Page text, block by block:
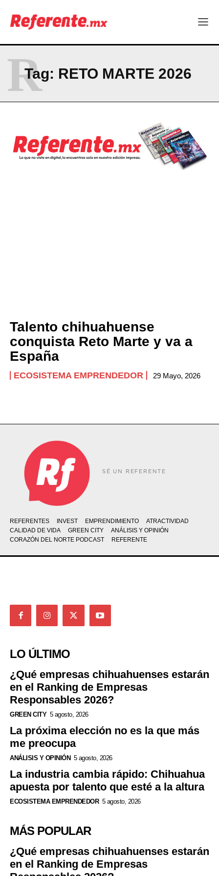
Company
CONTACT
PRIVACY POLICY
NEWSLETTER
Tag: RETO MARTE 2026
R
Talento chihuahuense
conquista Reto Marte y va a
España
ECOSISTEMA EMPRENDEDOR 29 Mayo, 2026
SÉ UN REFERENTE
REFERENTES INVEST EMPRENDIMIENTO
ATRACTIVIDAD
CALIDAD DE VIDA
GREEN CITY
ANÁLISIS Y OPINIÓN
CORAZÓN DEL NORTE PODCAST
REFERENTE
LO ÚLTIMO
¿Qué empresas chihuahuenses estarán
en el Ranking de Empresas
Responsables 2026?
GREEN CITY 5 agosto, 2026
La próxima elección no es la que más
me preocupa
ANÁLISIS Y OPINIÓN 5 agosto, 2026
La industria cambia rápido: Chihuahua
apuesta por talento que esté a la altura
ECOSISTEMA EMPRENDEDOR 5 agosto, 2026
MÁS POPULAR
¿Qué empresas chihuahuenses estarán
en el Ranking de Empresas